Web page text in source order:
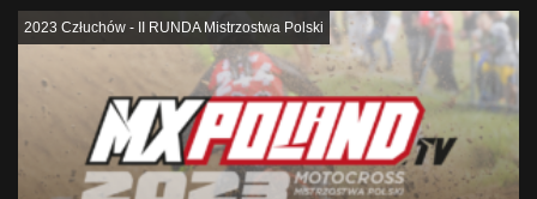
2023 Człuchów - II RUNDA Mistrzostwa Polski